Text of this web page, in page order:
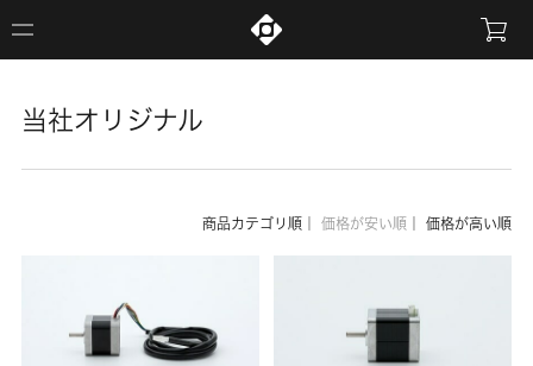
当社オリジナル
商品カテゴリ順 価格が安い順 価格が高い順